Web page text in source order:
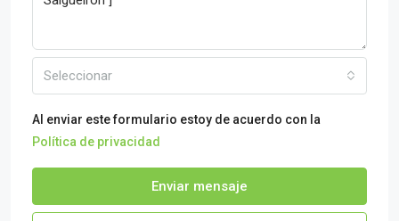
Seleccionar
Al enviar este formulario estoy de acuerdo con la
Política de privacidad
Enviar mensaje